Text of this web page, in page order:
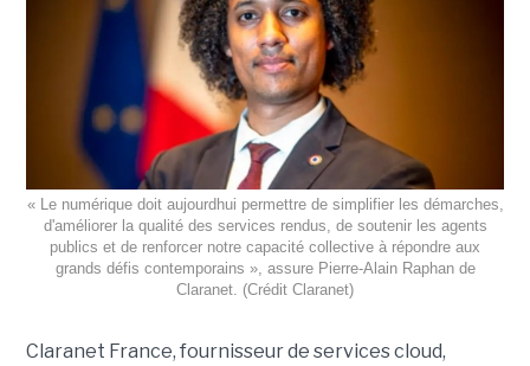
« Le numérique doit aujourdhui permettre de simplifier les démarches,
d'améliorer la qualité des services rendus, de soutenir les agents
publics et de renforcer notre capacité collective à répondre aux
grands défis contemporains », assure Pierre-Alain Raphan de
Claranet. (Crédit Claranet)
Claranet France, fournisseur de services cloud,